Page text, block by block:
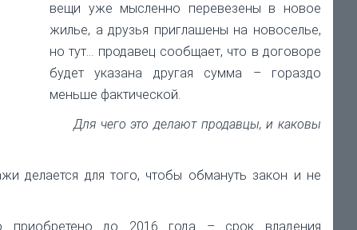
вещи уже мысленно перевезены в новое
жилье, а друзья приглашены на новоселье,
но тут... продавец сообщает, что в договоре
будет указана другая сумма – гораздо
меньше фактической.
Для чего это делают продавцы, и каковы
делается для того, чтобы обмануть закон и не
до 2016 года – срок владения